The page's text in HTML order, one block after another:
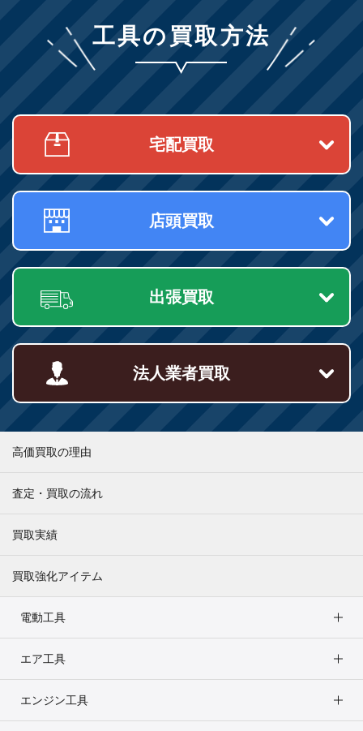
工具の買取方法
宅配買取
店頭買取
出張買取
法人業者買取
高価買取の理由
査定・買取の流れ
買取実績
買取強化アイテム
電動工具
エア工具
エンジン工具